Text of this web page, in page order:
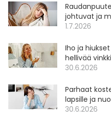
johtuvat ja
1.7.2026
Iho ja
hellivää
30.6.2026
Parhaat
lapsille ja
30.6.2026